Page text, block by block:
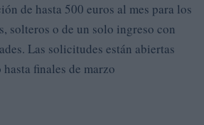
de hasta 500 euros al mes para los
solteros o de un solo ingreso con
Las solicitudes están abiertas
finales de marzo